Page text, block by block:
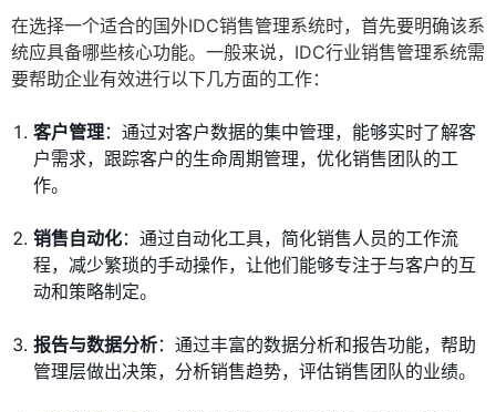
在选择一个适合的国外IDC销售管理系统时，首先要明确该系
统应具备哪些核心功能。一般来说，IDC行业销售管理系统需
要帮助企业有效进行以下几方面的工作：
客户管理：通过对客户数据的集中管理，能够实时了解客
户需求，跟踪客户的生命周期管理，优化销售团队的工
作。
销售自动化：通过自动化工具，简化销售人员的工作流
程，减少繁琐的手动操作，让他们能够专注于与客户的互
动和策略制定。
报告与数据分析：通过丰富的数据分析和报告功能，帮助
管理层做出决策，分析销售趋势，评估销售团队的业绩。